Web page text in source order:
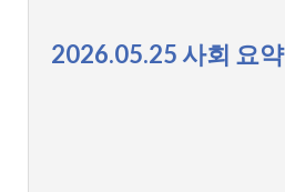
2026.05.25 사회 요약